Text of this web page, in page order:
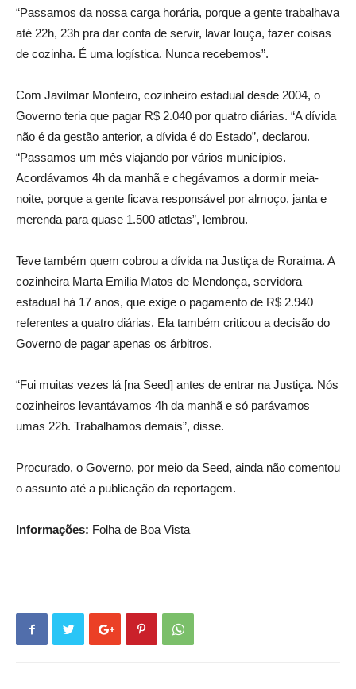
“Passamos da nossa carga horária, porque a gente trabalhava
até 22h, 23h pra dar conta de servir, lavar louça, fazer coisas
de cozinha. É uma logística. Nunca recebemos”.
Com Javilmar Monteiro, cozinheiro estadual desde 2004, o
Governo teria que pagar R$ 2.040 por quatro diárias. “A dívida
não é da gestão anterior, a dívida é do Estado”, declarou.
“Passamos um mês viajando por vários municípios.
Acordávamos 4h da manhã e chegávamos a dormir meia-
noite, porque a gente ficava responsável por almoço, janta e
merenda para quase 1.500 atletas”, lembrou.
Teve também quem cobrou a dívida na Justiça de Roraima. A
cozinheira Marta Emilia Matos de Mendonça, servidora
estadual há 17 anos, que exige o pagamento de R$ 2.940
referentes a quatro diárias. Ela também criticou a decisão do
Governo de pagar apenas os árbitros.
“Fui muitas vezes lá [na Seed] antes de entrar na Justiça. Nós
cozinheiros levantávamos 4h da manhã e só parávamos
umas 22h. Trabalhamos demais”, disse.
Procurado, o Governo, por meio da Seed, ainda não comentou
o assunto até a publicação da reportagem.
Informações: Folha de Boa Vista